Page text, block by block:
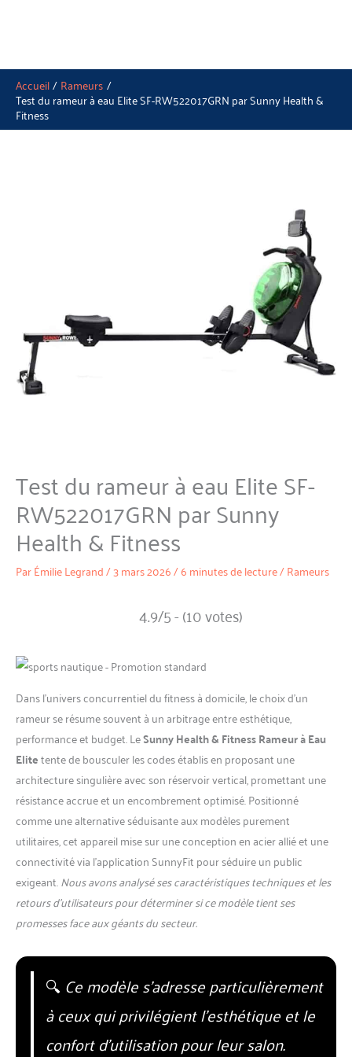
Accueil Rameurs
Test du rameur à eau Elite SF-RW522017GRN par Sunny Health &
Fitness
Test du rameur à eau Elite SF-
RW522017GRN par Sunny
Health & Fitness
ParÉmilie Legrand/3 mars 2026/6 minutes de lecture/Rameurs
4.9/5 - (10 votes)
Dans l’univers concurrentiel du fitness à domicile, le choix d’un
rameur se résume souvent à un arbitrage entre esthétique,
performance et budget. LeSunny Health & Fitness Rameur à Eau
Elitetente de bousculer les codes établis en proposant une
architecture singulière avec son réservoir vertical, promettant une
résistance accrue et un encombrement optimisé. Positionné
comme une alternative séduisante aux modèles purement
utilitaires, cet appareil mise sur une conception en acier allié et une
connectivité via l’application SunnyFit pour séduire un public
exigeant.Nous avons analysé ses caractéristiques techniques et les
retours d’utilisateurs pour déterminer si ce modèle tient ses
promesses face aux géants du secteur.
🔍 Ce modèle s’adresse particulièrement
à ceux qui privilégient l’esthétique et le
confort d’utilisation pour leur salon.